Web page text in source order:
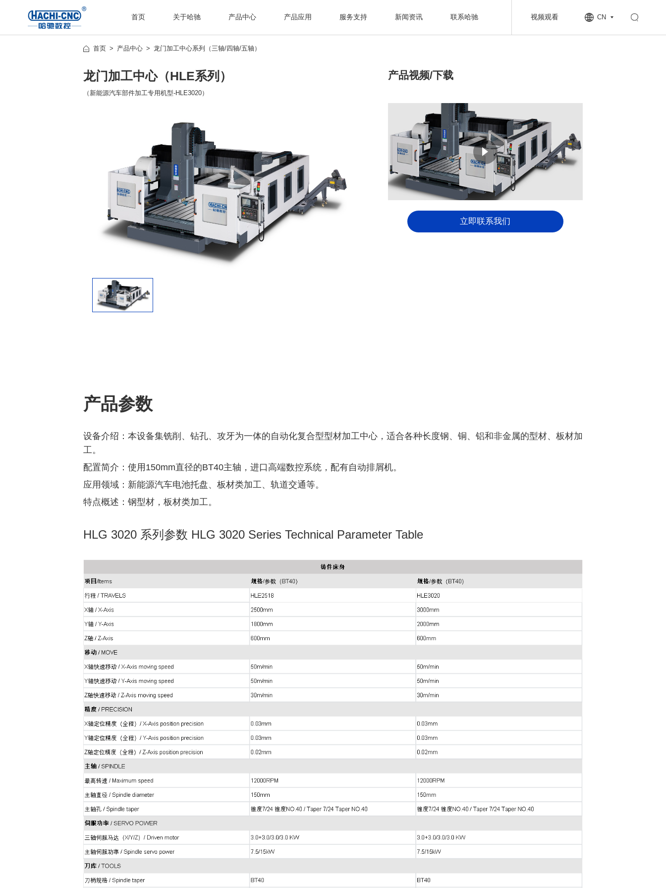
首页 关于哈驰 产品中心 产品应用 服务支持 新闻资讯 联系哈驰 视频观看 CN
首页 产品中心 龙门加工中心系列（三轴/四轴/五轴）
龙门加工中心（HLE系列）
（新能源汽车部件加工专用机型-HLE3020）
产品视频/下载
立即联系我们
产品参数
设备介绍：本设备集铣削、钻孔、攻牙为一体的自动化复合型型材加工中心，适合各种长度钢、铜、铝和非金属的型材、板材加
工。
配置简介：使用150mm直径的BT40主轴，进口高端数控系统，配有自动排屑机。
应用领域：新能源汽车电池托盘、板材类加工、轨道交通等。
特点概述：钢型材，板材类加工。
HLG 3020 系列参数 HLG 3020 Series Technical Parameter Table